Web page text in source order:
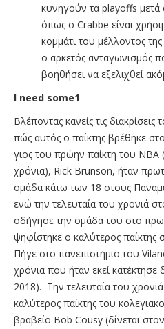
κυνηγούν τα playoffs μετά
όπως ο Crabbe είναι
κομμάτι του μέλλοντος
ο αρκετός ανταγωνισμός
βοηθήσει να εξελιχθεί
I need some1
Βλέποντας κανείς τις διακρίσεις
πώς αυτός ο παίκτης βρέθηκε
γιος του πρώην παίκτη του ΝΒΑ
χρόνια), Rick Brunson, ήταν
ομάδα κάτω των 18 στους
ενώ την τελευταία του χρονιά
οδήγησε την ομάδα του στο
ψηφίστηκε ο καλύτερος παίκτης
Πήγε στο πανεπιστήμιο του
χρόνια που ήταν εκεί
2018). Την τελευταία του
καλύτερος παίκτης του
βραβείο Bob Cousy (δίνεται